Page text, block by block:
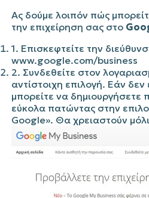
Ας δούμε λοιπόν πώς
την επιχείρηση σας στο
1. Επισκεφτείτε την
www.google.com/business
2. Συνδεθείτε στον
αντίστοιχη επιλογή. Εάν
μπορείτε να δημιουργήσετε
εύκολα πατώντας στην
Google». Θα χρειαστούν